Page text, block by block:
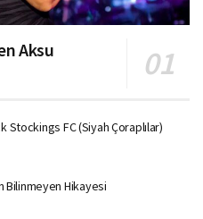
Aksu
Stockings FC (Siyah Çoraplılar)
Bilinmeyen Hikayesi